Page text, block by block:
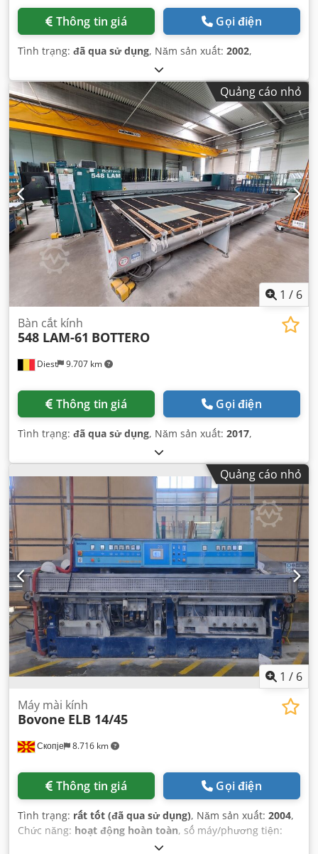
Thông tin giá Gọi điện
Tình trạng: đã qua sử dụng, Năm sản xuất: 2002,
Quảng cáo nhỏ
1 / 6
Diest 9.707 km
Bàn cắt kính
548 LAM-61 BOTTERO
Thông tin giá Gọi điện
Tình trạng: đã qua sử dụng, Năm sản xuất: 2017,
Quảng cáo nhỏ
1 / 6
Скопје 8.716 km
Máy mài kính
Bovone ELB 14/45
Thông tin giá Gọi điện
Tình trạng: rất tốt (đã qua sử dụng), Năm sản xuất: 2004,
Chức năng: hoạt động hoàn toàn, số máy/phương tiện:
10.000 mm